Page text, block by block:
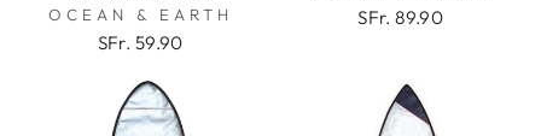
OCEAN & EARTH
SFr. 59.90
SFr. 89.90